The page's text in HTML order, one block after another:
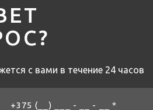
с вами в течение 24 часов
+375 (__) ___ - __ - __ *